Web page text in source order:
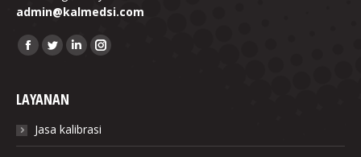
admin@kalmedsi.com
Find us on:
Facebook
TwitterLinkedinInstagram
LAYANAN
Jasa kalibrasi